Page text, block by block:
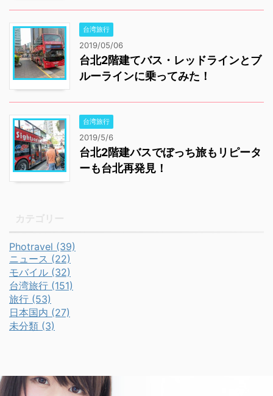
台湾旅行
2019/05/06
台北2階建てバス・レッドラインとブ
ルーラインに乗ってみた！
台湾旅行
2019/5/6
台北2階建バスでぼっち旅もリピータ
ーも台北再発見！
Photravel (39)
ニュース (22)
モバイル (32)
台湾旅行 (151)
旅行 (53)
日本国内 (27)
未分類 (3)